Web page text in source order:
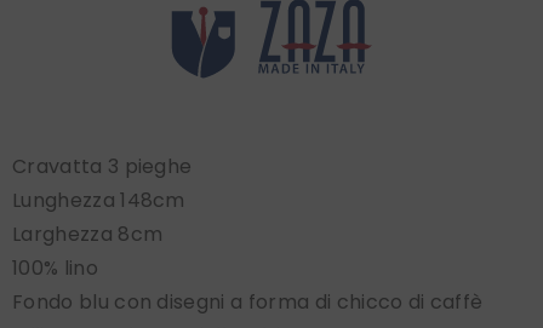
Cravatta 3 pieghe
Lunghezza 148cm
Larghezza 8cm
100% lino
Fondo blu con disegni a forma di chicco di caffè